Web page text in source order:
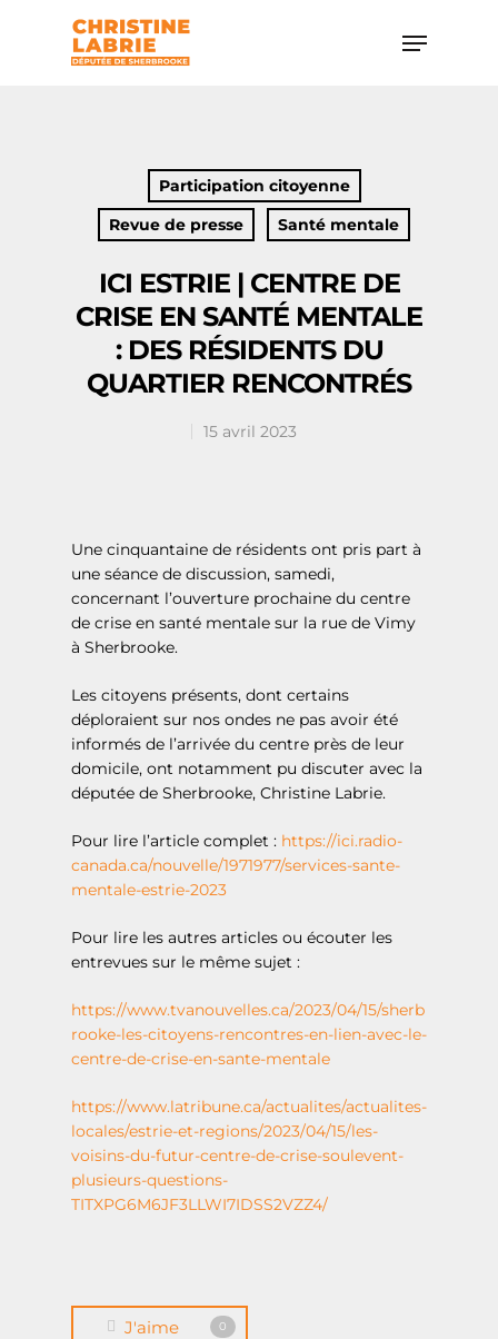
Participation citoyenne
Revue de presse
Santé mentale
ICI ESTRIE | CENTRE DE
CRISE EN SANTÉ MENTALE
: DES RÉSIDENTS DU
QUARTIER RENCONTRÉS
15 avril 2023
Une cinquantaine de résidents ont pris part à
une séance de discussion, samedi,
concernant l’ouverture prochaine du centre
de crise en santé mentale sur la rue de Vimy
à Sherbrooke.
Les citoyens présents, dont certains
déploraient sur nos ondes ne pas avoir été
informés de l’arrivée du centre près de leur
domicile, ont notamment pu discuter avec la
députée de Sherbrooke, Christine Labrie.
Pour lire l’article complet : https://ici.radio-
canada.ca/nouvelle/1971977/services-sante-
mentale-estrie-2023
Pour lire les autres articles ou écouter les
entrevues sur le même sujet :
https://www.tvanouvelles.ca/2023/04/15/sherb
rooke-les-citoyens-rencontres-en-lien-avec-le-
centre-de-crise-en-sante-mentale
https://www.latribune.ca/actualites/actualites-
locales/estrie-et-regions/2023/04/15/les-
voisins-du-futur-centre-de-crise-soulevent-
plusieurs-questions-
TITXPG6M6JF3LLWI7IDSS2VZZ4/
J'aime 0
Accueil